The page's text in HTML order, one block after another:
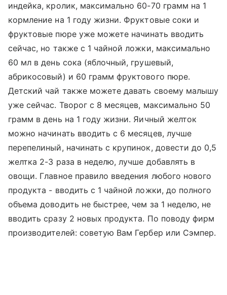
индейка, кролик, максимально 60-70 грамм на 1
кормление на 1 году жизни. Фруктовые соки и
фруктовые пюре уже можете начинать вводить
сейчас, но также с 1 чайной ложки, максимально
60 мл в день сока (яблочный, грушевый,
абрикосовый) и 60 грамм фруктового пюре.
Детский чай также можете давать своему малышу
уже сейчас. Творог с 8 месяцев, максимально 50
грамм в день на 1 году жизни. Яичный желток
можно начинать вводить с 6 месяцев, лучше
перепелиный, начинать с крупинок, довести до 0,5
желтка 2-3 раза в неделю, лучше добавлять в
овощи. Главное правило введения любого нового
продукта - вводить с 1 чайной ложки, до полного
объема доводить не быстрее, чем за 1 неделю, не
вводить сразу 2 новых продукта. По поводу фирм
производителей: советую Вам Гербер или Сэмпер.